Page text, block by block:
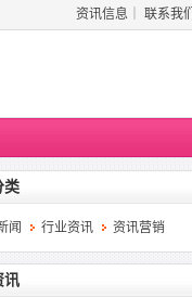
资讯信息 联系我们
类
闻 行业资讯 资讯营销
讯